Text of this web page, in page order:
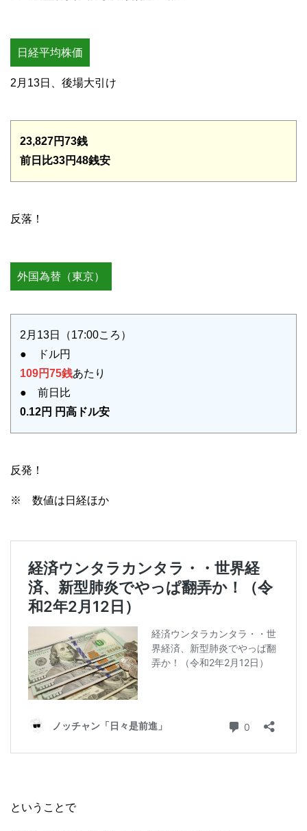
日経平均株価
2月13日、後場大引け
23,827円73銭
前日比33円48銭安
反落！
外国為替（東京）
2月13日（17:00ころ）
● ドル円
109円75銭あたり
● 前日比
0.12円 円高ドル安
反発！
※ 数値は日経ほか
ということで